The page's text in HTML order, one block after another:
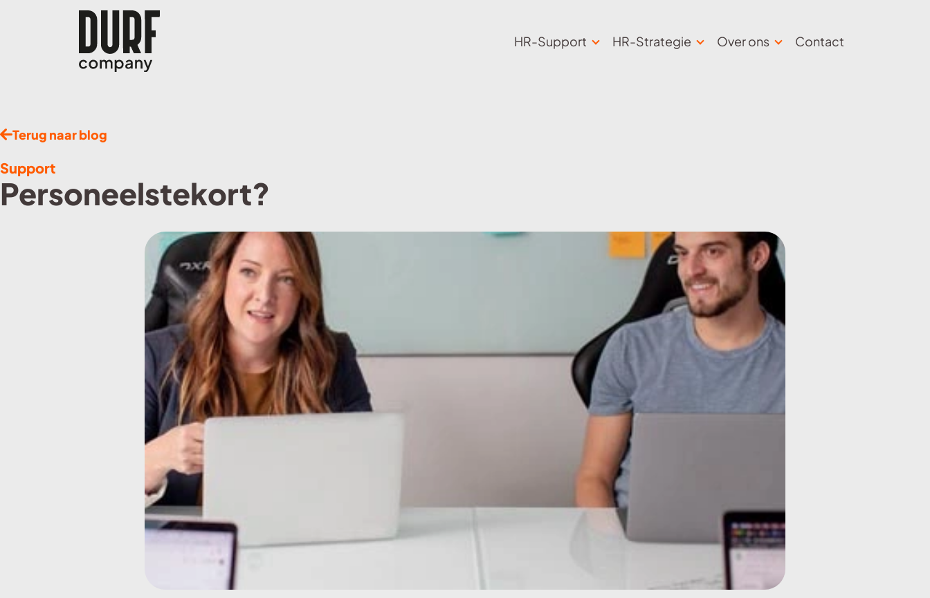
HR-Support HR-Strategie Over ons Contact
Terug naar blog
Support
Personeelstekort?